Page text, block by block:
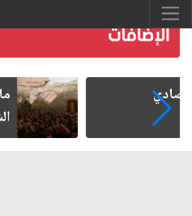
ما بعد الأربعين..
الشيعية إلى حضور